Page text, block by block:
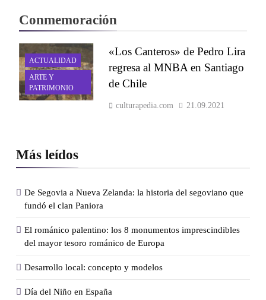
Más leídos
De Segovia a Nueva Zelanda: la historia del segoviano que
fundó el clan Paniora
El románico palentino: los 8 monumentos imprescindibles
del mayor tesoro románico de Europa
Desarrollo local: concepto y modelos
Día del Niño en España
Conmemoración
ACTUALIDAD
ARTE Y
PATRIMONIO
«Los Canteros» de Pedro Lira
regresa al MNBA en Santiago
de Chile
culturapedia.com 21.09.2021